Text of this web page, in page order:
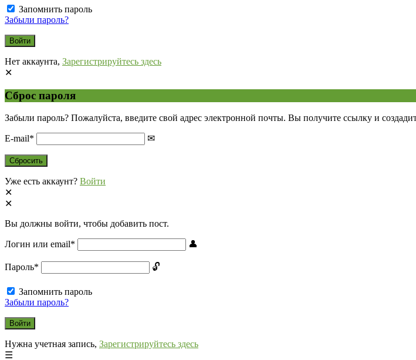
Запомнить пароль
Забыли пароль?
Нет аккаунта, Зарегистрируйтесь здесь
Сброс пароля
Забыли пароль? Пожалуйста, введите свой адрес электронной почты. Вы получите ссылку и
E-mail*
Уже есть аккаунт? Войти
Вы должны войти, чтобы добавить пост.
Логин или email*
Пароль*
Запомнить пароль
Забыли пароль?
Нужна учетная запись, Зарегистрируйтесь здесь